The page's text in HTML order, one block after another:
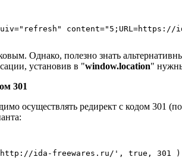
Однако, полезно знать
установив в "window.location"
301
осуществлять редирект с кодом 301